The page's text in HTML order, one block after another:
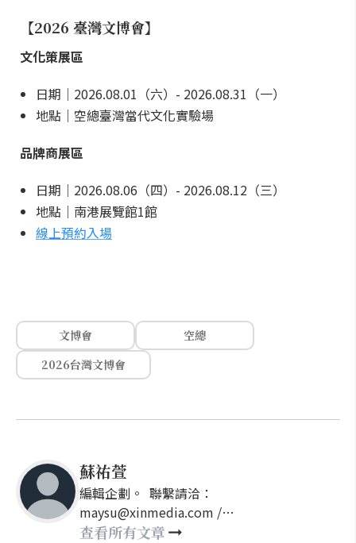
【2026 臺灣文博會】
文化策展區
日期｜2026.08.01（六）- 2026.08.31（一）
地點｜空總臺灣當代文化實驗場
品牌商展區
日期｜2026.08.06（四）- 2026.08.12（三）
地點｜南港展覽館1館
線上預約入場
文博會
空總
2026台灣文博會
蘇祐萱
編輯企劃。 聯繫請洽：
maysu@xinmedia.com /
may860527@gmail.com
查看所有文章